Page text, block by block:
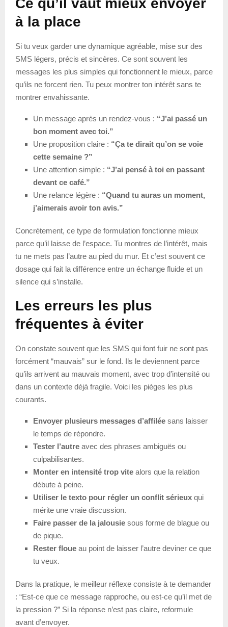
à la place
Si tu veux garder une dynamique agréable, mise sur des
SMS légers, précis et sincères. Ce sont souvent les
messages les plus simples qui fonctionnent le mieux, parce
qu’ils ne forcent rien. Tu peux montrer ton intérêt sans te
montrer envahissante.
Un message après un rendez-vous : “J’ai passé un
bon moment avec toi.”
Une proposition claire : “Ça te dirait qu’on se voie
cette semaine ?”
Une attention simple : “J’ai pensé à toi en passant
devant ce café.”
Une relance légère : “Quand tu auras un moment,
j’aimerais avoir ton avis.”
Concrètement, ce type de formulation fonctionne mieux
parce qu’il laisse de l’espace. Tu montres de l’intérêt, mais
tu ne mets pas l’autre au pied du mur. Et c’est souvent ce
dosage qui fait la différence entre un échange fluide et un
silence qui s’installe.
Les erreurs les plus
fréquentes à éviter
On constate souvent que les SMS qui font fuir ne sont pas
forcément “mauvais” sur le fond. Ils le deviennent parce
qu’ils arrivent au mauvais moment, avec trop d’intensité ou
dans un contexte déjà fragile. Voici les pièges les plus
courants.
Envoyer plusieurs messages d’affilée sans laisser
le temps de répondre.
Tester l’autre avec des phrases ambiguës ou
culpabilisantes.
Monter en intensité trop vite alors que la relation
débute à peine.
Utiliser le texto pour régler un conflit sérieux qui
mérite une vraie discussion.
Faire passer de la jalousie sous forme de blague ou
de pique.
Rester floue au point de laisser l’autre deviner ce que
tu veux.
Dans la pratique, le meilleur réflexe consiste à te demander
: “Est-ce que ce message rapproche, ou est-ce qu’il met de
la pression ?” Si la réponse n’est pas claire, reformule
avant d’envoyer.